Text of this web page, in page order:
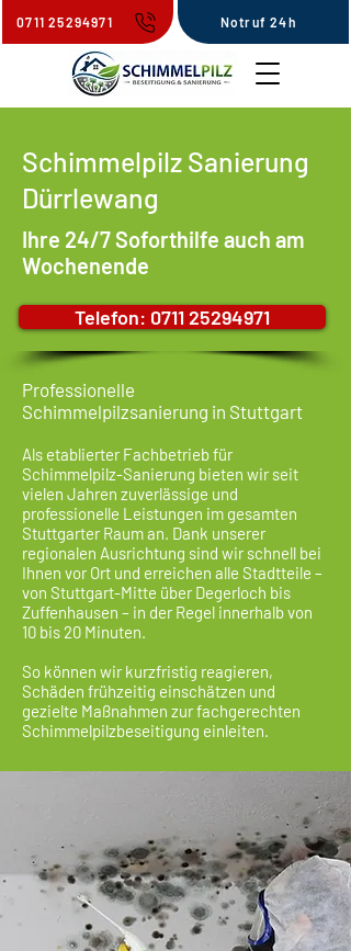
0711 25294971 Notruf 24h
Schimmelpilz Sanierung
Dürrlewang
Ihre 24/7 Soforthilfe auch am
Wochenende
Telefon: 0711 25294971
Professionelle
Schimmelpilzsanierung in Stuttgart
Als etablierter Fachbetrieb für
Schimmelpilz-Sanierung bieten wir seit
vielen Jahren zuverlässige und
professionelle Leistungen im gesamten
Stuttgarter Raum an. Dank unserer
regionalen Ausrichtung sind wir schnell bei
Ihnen vor Ort und erreichen alle Stadtteile –
von Stuttgart-Mitte über Degerloch bis
Zuffenhausen – in der Regel innerhalb von
10 bis 20 Minuten.
So können wir kurzfristig reagieren,
Schäden frühzeitig einschätzen und
gezielte Maßnahmen zur fachgerechten
Schimmelpilzbeseitigung einleiten.